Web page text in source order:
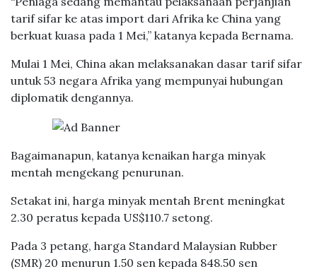
tarif sifar ke atas import dari Afrika ke China yang
berkuat kuasa pada 1 Mei,” katanya kepada Bernama.
Mulai 1 Mei, China akan melaksanakan dasar tarif sifar
untuk 53 negara Afrika yang mempunyai hubungan
diplomatik dengannya.
Bagaimanapun, katanya kenaikan harga minyak
mentah mengekang penurunan.
Setakat ini, harga minyak mentah Brent meningkat
2.30 peratus kepada US$110.7 setong.
Pada 3 petang, harga Standard Malaysian Rubber
(SMR) 20 menurun 1.50 sen kepada 848.50 sen